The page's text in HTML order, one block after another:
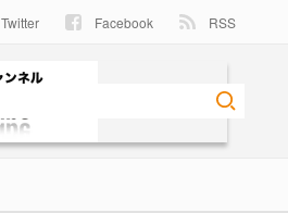
Twitter Facebook RSS